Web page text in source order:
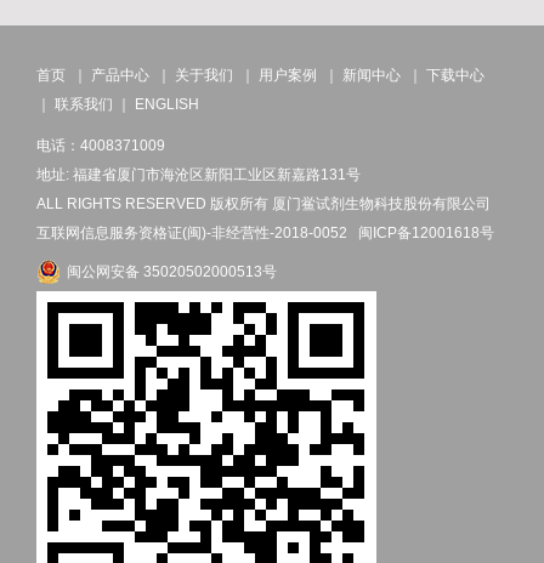
首页 产品中心 关于我们 用户案例 新闻中心
下载中心
联系我们 ENGLISH
电话：4008371009
地址: 福建省厦门市海沧区新阳工业区新嘉路131号
ALL RIGHTS RESERVED 版权所有 厦门鲎试剂生物科技股份有限公司
互联网信息服务资格证(闽)-非经营性-2018-0052 闽ICP备12001618号
闽公网安备 35020502000513号